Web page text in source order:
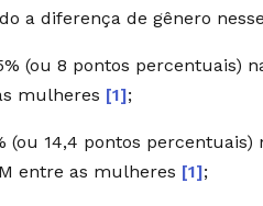
a diferença de gênero
(ou 8 pontos percentuais)
mulheres [1];
(ou 14,4 pontos
entre as mulheres [1];